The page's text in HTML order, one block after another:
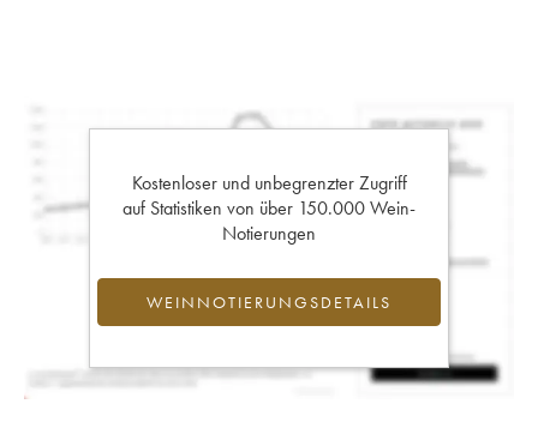
Kostenloser und unbegrenzter Zugriff
auf Statistiken von über 150.000 Wein-
Notierungen
WEINNOTIERUNGSDETAILS